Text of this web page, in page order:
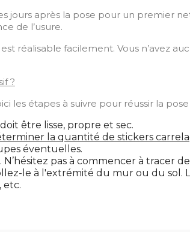
jours après la pose pour un premier
de l’usure.
est réalisable facilement. Vous n’avez
?
les étapes à suivre pour réussir la
être lisse, propre et sec.
la quantité de stickers
éventuelles.
. N’hésitez pas à commencer à tracer
le à l'extrémité du mur ou du
etc.